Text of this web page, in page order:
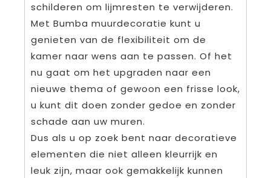
schilderen om lijmresten te verwijderen.
Met Bumba muurdecoratie kunt u
genieten van de flexibiliteit om de
kamer naar wens aan te passen. Of het
nu gaat om het upgraden naar een
nieuwe thema of gewoon een frisse look,
u kunt dit doen zonder gedoe en zonder
schade aan uw muren.
Dus als u op zoek bent naar decoratieve
elementen die niet alleen kleurrijk en
leuk zijn, maar ook gemakkelijk kunnen